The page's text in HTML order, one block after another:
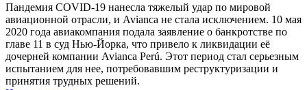
Пандемия COVID-19 нанесла тяжелый удар по мировой
авиационной отрасли, и Avianca не стала исключением. 10 мая
2020 года авиакомпания подала заявление о банкротстве по
главе 11 в суд Нью-Йорка, что привело к ликвидации её
дочерней компании Avianca Perú. Этот период стал серьезным
испытанием для нее, потребовавшим реструктуризации и
принятия трудных решений.